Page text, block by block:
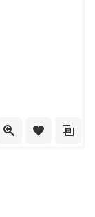
Quick ViewToevoegen